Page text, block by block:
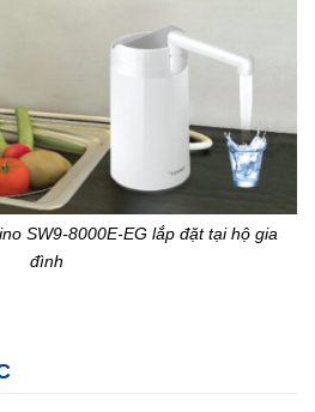
SW9-8000E-EG lắp đặt tại hộ gia
đình